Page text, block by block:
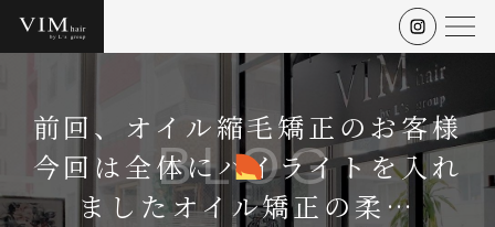
前回、オイル縮毛矯正のお客様‍
今回は全体にハイライトを入れ
ましたオイル矯正の柔…
BLOG